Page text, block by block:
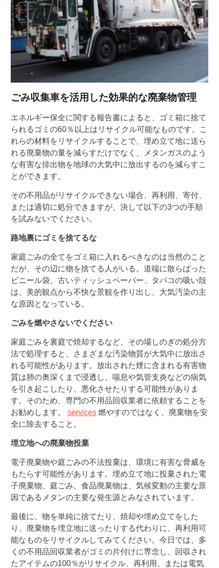
ごみ収集車を活用した効果的な廃棄物管理
エネルギー保全に関する報告書によると、ゴミ箱に捨て
られるゴミの60％以上はリサイクル可能なものです。こ
れらの材料をリサイクルすることで、埋め立て地に送ら
れる廃棄物の量を減らすだけでなく、メタンガスのよう
な有害な排出物を地球の大気中に放出するのを減らすこ
とができます。
その不用品がリサイクルできない場合、再利用、寄付、
または適切に処分できますが、決して以下の3つの手順
を試みないでください。
路地裏にゴミを捨てるな
家庭ごみの全てをゴミ箱に入れるべきなのは当然のこと
だが、その辺に物を捨てる人がいる。道端に散らばった
ビニール袋、古いティッシュペーパー、タバコの吸い殻
は、美的観点から不快な景観を作り出し、大気汚染の主
な原因となっている。
ごみを燃やさないでください
家庭ごみを裏庭で焼却するなど、その場しのぎの処分方
法で処理すると、さまざまな汚染物質が大気中に放出さ
れる可能性があります。放出された煙に含まれる有害物
質は肺の奥深くまで浸透し、喘息や気管支炎などの病気
を引き起こしたり、悪化させたりする可能性がありま
す。そのため、専門の不用品回収業者に依頼することを
お勧めします。 services燃やすのではなく、廃棄物を安
全に除去すること。
埋立地への廃棄物投棄
電子廃棄物や庭ごみの不法投棄は、環境に有害な脅威を
もたらす可能性があります。埋め立て地に投棄された電
子廃棄物、庭ごみ、食品廃棄物は、気候変動の主要な原
因であるメタンの主要な発生源とみなされています。
最後に、物を単純に捨てたり、焼却や埋め立てをした
り、廃棄物を埋立地に送ったりする代わりに、再利用可
能なものをリサイクルしてみてください。今日では、多
くの不用品回収業者がゴミの片付けに専念し、回収され
たアイテムの100％がリサイクル、再利用、または電気